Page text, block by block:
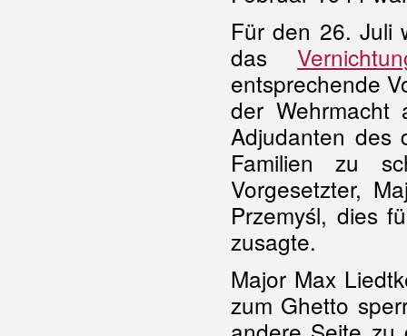
Für den 26. Juli
das
entsprechende
der Wehrmacht
Adjudanten des
Familien zu
Vorgesetzter,
Przemyśl, dies
zusagte.
Major Max
zum Ghetto